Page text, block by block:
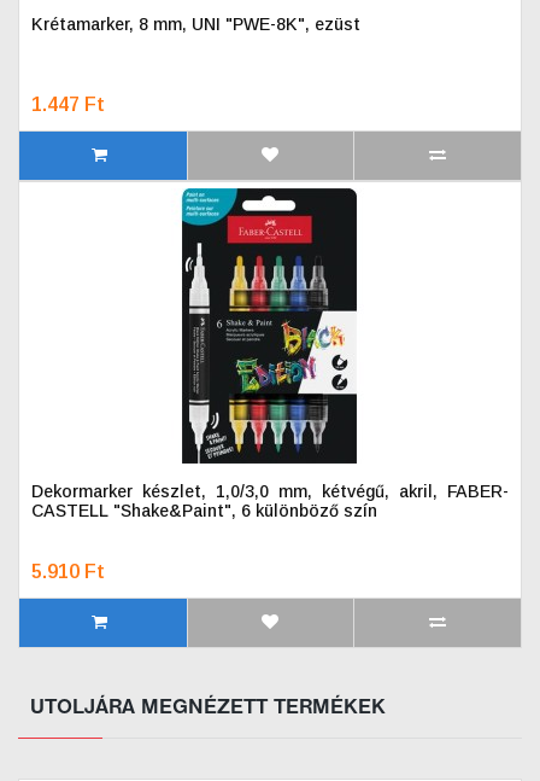
Krétamarker, 8 mm, UNI "PWE-8K", ezüst
1.447 Ft
Dekormarker készlet, 1,0/3,0 mm, kétvégű, akril, FABER-
CASTELL "Shake&Paint", 6 különböző szín
5.910 Ft
UTOLJÁRA MEGNÉZETT TERMÉKEK